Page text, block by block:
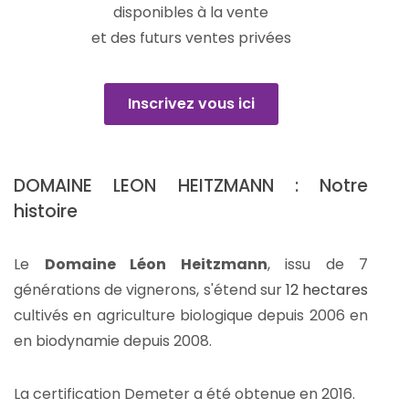
disponibles à la vente
et des futurs ventes privées
Inscrivez vous ici
DOMAINE LEON HEITZMANN : Notre
histoire
Le Domaine Léon Heitzmann, issu de 7
générations de vignerons, s'étend sur12 hectares
cultivés en agriculture biologique depuis 2006 en
en biodynamie depuis 2008.
La certification Demeter a été obtenue en 2016.